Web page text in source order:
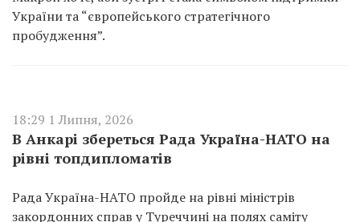
України та “європейського стратегічного
пробудження”.
18:29 1 Липня, 2026
В Анкарі збереться Рада Україна-НАТО на
рівні топдипломатів
Рада Україна-НАТО пройде на рівні міністрів
закордонних справ у Туреччині на полях саміту